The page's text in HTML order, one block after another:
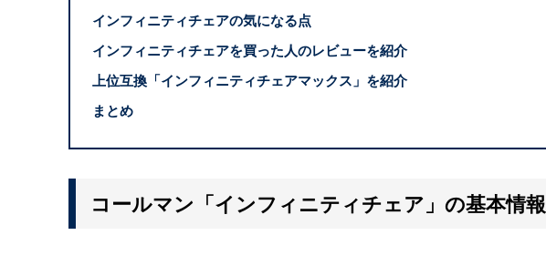
インフィニティチェアの気になる点
インフィニティチェアを買った人のレビューを紹介
上位互換「インフィニティチェアマックス」を紹介
まとめ
コールマン「インフィニティチェア」の基本情報